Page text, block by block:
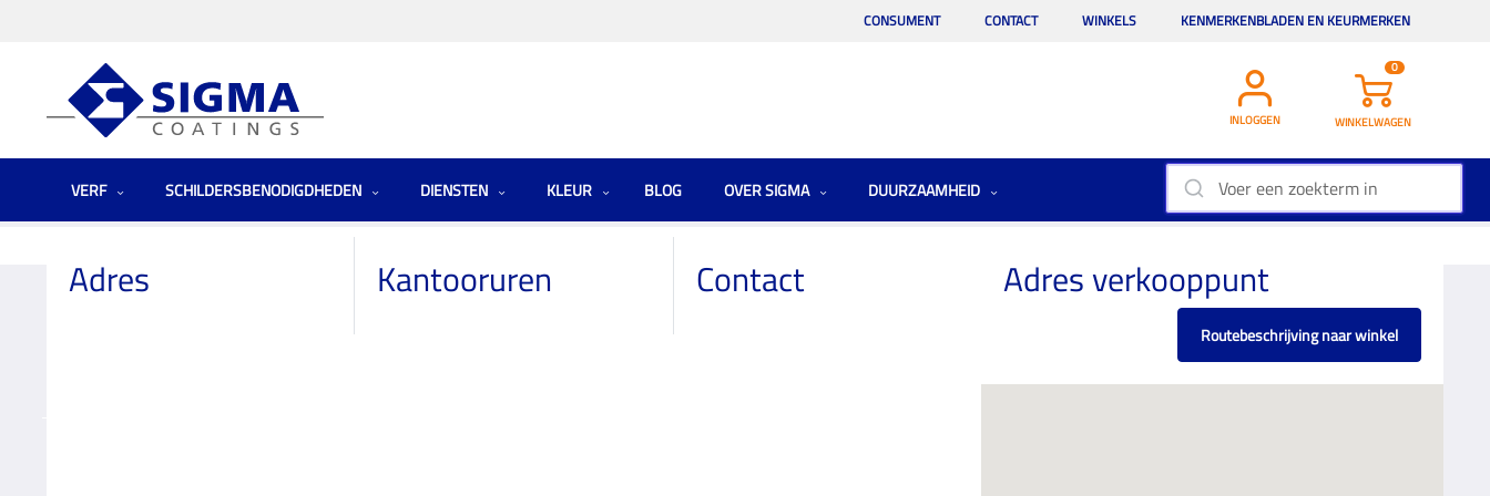
CONSUMENT CONTACT WINKELS KENMERKENBLADEN EN KEURMERKEN
INLOGGEN
0
WINKELWAGEN
VERF SCHILDERSBENODIGDHEDEN DIENSTEN KLEUR BLOG OVER SIGMA DUURZAAMHEID
Adres Kantooruren Contact Adres verkooppunt
Routebeschrijving naar winkel